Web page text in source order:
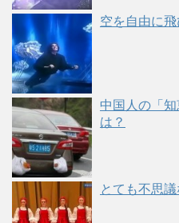
空を自由に
中国人の「
は？
とても不思